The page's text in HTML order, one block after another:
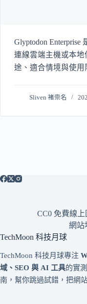
Glyptodon
連線雲端主機或本地
途、適合情境與使用
Sliven 褚崇名
CC0 免費線
網站
TechMoon 科技月球
TechMoon 科技月球專注
域、SEO 與 AI 工具的實
南，幫你跳過試錯，把網